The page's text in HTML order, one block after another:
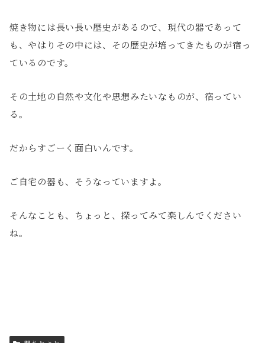
焼き物には長い長い歴史があるので、現代の器であって
も、やはりその中には、その歴史が培ってきたものが宿っ
ているのです。
その土地の自然や文化や思想みたいなものが、宿ってい
る。
だからすごーく面白いんです。
ご自宅の器も、そうなっていますよ。
そんなことも、ちょっと、探ってみて楽しんでください
ね。